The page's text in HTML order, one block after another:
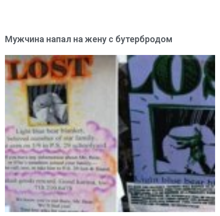
Мужчина напал на жену с бутербродом